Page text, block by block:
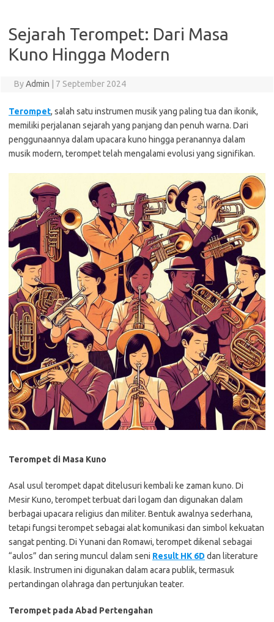
Sejarah Terompet: Dari Masa
Kuno Hingga Modern
ByAdmin 7 September 2024
Terompet, salah satu instrumen musik yang paling tua dan ikonik,
memiliki perjalanan sejarah yang panjang dan penuh warna. Dari
penggunaannya dalam upacara kuno hingga peranannya dalam
musik modern, terompet telah mengalami evolusi yang signifikan.
Terompet di Masa Kuno
Asal usul terompet dapat ditelusuri kembali ke zaman kuno. Di
Mesir Kuno, terompet terbuat dari logam dan digunakan dalam
berbagai upacara religius dan militer. Bentuk awalnya sederhana,
tetapi fungsi terompet sebagai alat komunikasi dan simbol kekuatan
sangat penting. Di Yunani dan Romawi, terompet dikenal sebagai
“aulos” dan sering muncul dalam seni Result HK 6D dan literature
klasik. Instrumen ini digunakan dalam acara publik, termasuk
pertandingan olahraga dan pertunjukan teater.
Terompet pada Abad Pertengahan